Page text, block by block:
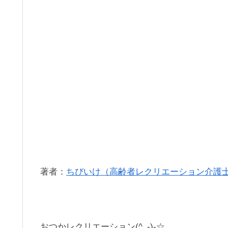
著者： ちびいけ（高齢者レクリエーション介護